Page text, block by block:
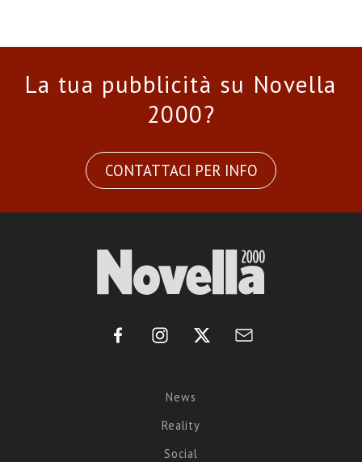
La tua pubblicità su Novella
2000?
CONTATTACI PER INFO
News
Reality
Social